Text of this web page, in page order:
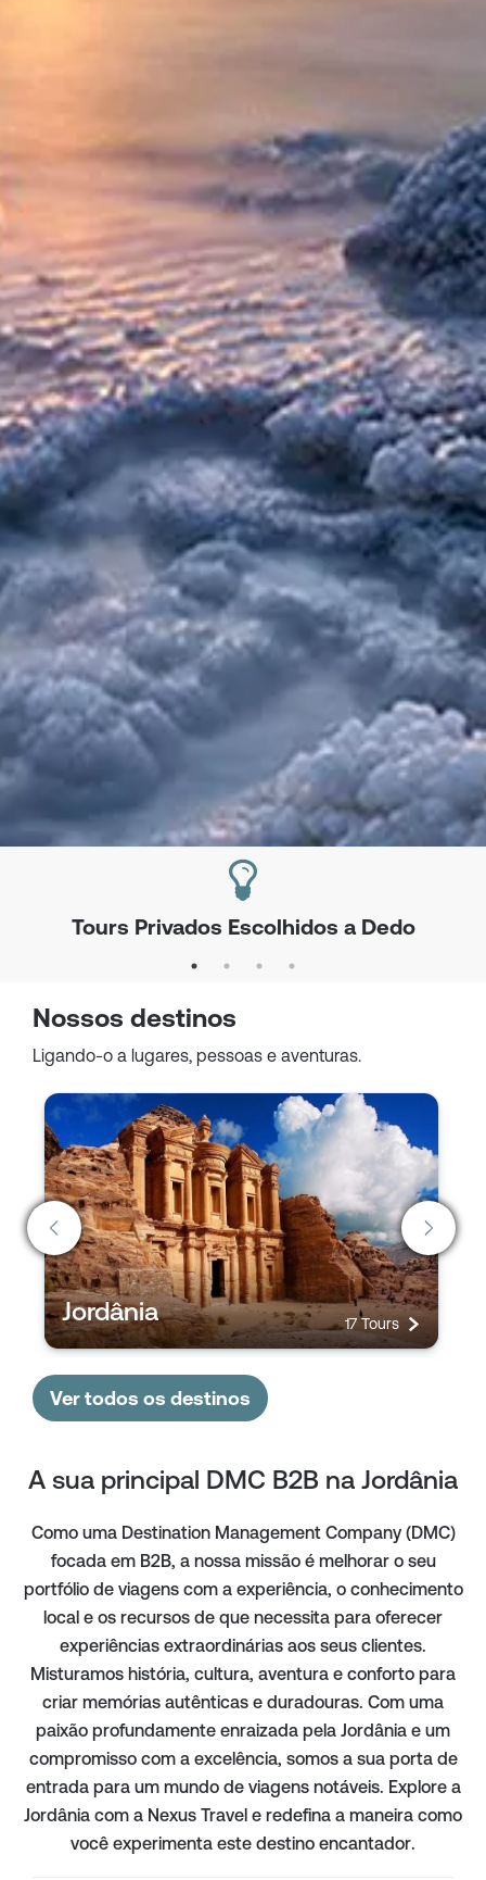
Tours Privados Escolhidos a Dedo
Nossos destinos
Ligando-o a lugares, pessoas e aventuras.
Jordânia 17 Tours
Ver todos os destinos
A sua principal DMC B2B na Jordânia
Como uma Destination Management Company (DMC)
focada em B2B, a nossa missão é melhorar o seu
portfólio de viagens com a experiência, o conhecimento
local e os recursos de que necessita para oferecer
experiências extraordinárias aos seus clientes.
Misturamos história, cultura, aventura e conforto para
criar memórias autênticas e duradouras. Com uma
paixão profundamente enraizada pela Jordânia e um
compromisso com a excelência, somos a sua porta de
entrada para um mundo de viagens notáveis. Explore a
Jordânia com a Nexus Travel e redefina a maneira como
você experimenta este destino encantador.